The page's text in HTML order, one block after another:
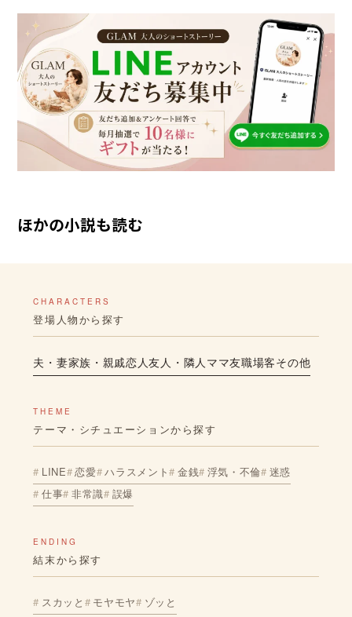
ほかの小説も読む
CHARACTERS
登場人物から探す
夫・妻家族・親戚恋人友人・隣人 ママ友職場客その他
THEME
テーマ・シチュエーションから探す
LINE 恋愛 ハラスメント 金銭 浮気・不倫 迷惑
仕事 非常識 誤爆
ENDING
結末から探す
スカッと モヤモヤ ゾッと